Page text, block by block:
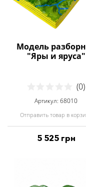
Модель
"Яры и яруса"
(0)
Артикул: 68010
Отправить товар в
5 525 грн